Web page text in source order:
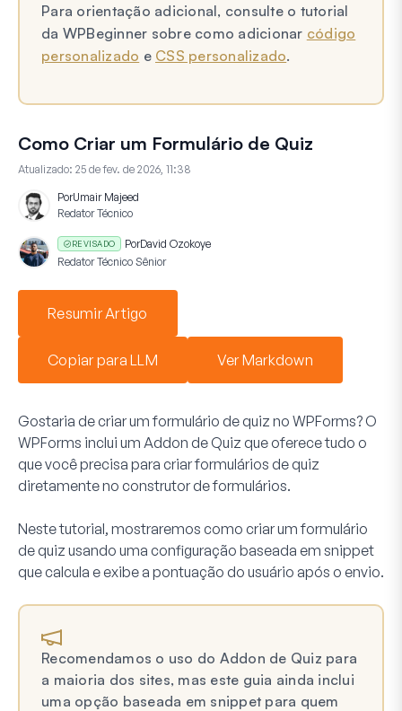
Para orientação adicional, consulte o tutorial
da WPBeginner sobre como adicionar código
personalizado e CSS personalizado.
Como Criar um Formulário de Quiz
Atualizado: 25 de fev. de 2026, 11:38
PorUmair Majeed
Redator Técnico
REVISADO PorDavid Ozokoye
Redator Técnico Sênior
Resumir Artigo
Copiar para LLM Ver Markdown
Gostaria de criar um formulário de quiz no WPForms? O
WPForms inclui um Addon de Quiz que oferece tudo o
que você precisa para criar formulários de quiz
diretamente no construtor de formulários.
Neste tutorial, mostraremos como criar um formulário
de quiz usando uma configuração baseada em snippet
que calcula e exibe a pontuação do usuário após o envio.
Recomendamos o uso do Addon de Quiz para
a maioria dos sites, mas este guia ainda inclui
uma opção baseada em snippet para quem